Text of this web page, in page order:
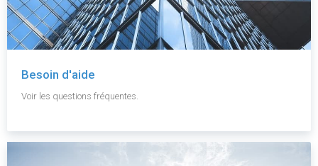
Besoin d'aide
Voir les questions fréquentes.